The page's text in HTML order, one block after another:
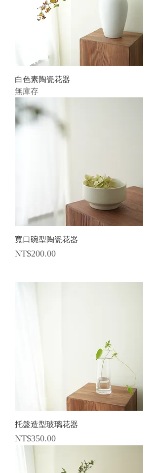
白色素陶瓷花器
無庫存
寬口碗型陶瓷花器
價格
NT$200.00
托盤造型玻璃花器
價格
NT$350.00